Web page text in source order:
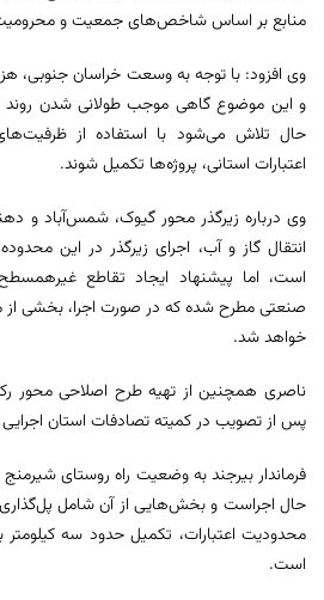
منابع بر اساس شاخص‌های جمعیت و
وی افزود: با توجه به وسعت خراسان جنوبی،
و این موضوع گاهی موجب طولانی شدن روند
حال تلاش می‌شود با استفاده از
اعتبارات استانی، پروژه‌ها تکمیل شوند.
وی درباره زیرگذر محور گیوک، شمس‌آباد و
انتقال گاز و آب، اجرای زیرگذر در این
است، اما پیشنهاد ایجاد تقاطع
صنعتی مطرح شده که در صورت اجرا، بخشی از
خواهد شد.
ناصری همچنین از تهیه طرح اصلاحی محور
پس از تصویب در کمیته تصادفات استان
فرماندار بیرجند به وضعیت راه روستای
حال اجراست و بخش‌هایی از آن شامل
محدودیت اعتبارات، تکمیل حدود سه کیلومتر
است.